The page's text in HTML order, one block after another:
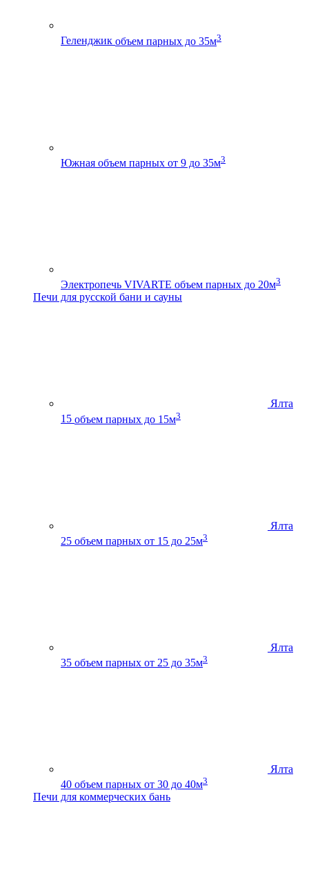
Геленджик объем парных до 35м3
Южная объем парных от 9 до 35м3
Электропечь VIVARTE объем парных до 20м3
Печи для русской бани и сауны
Ялта
15 объем парных до 15м3
Ялта
25 объем парных от 15 до 25м3
Ялта
35 объем парных от 25 до 35м3
Ялта
40 объем парных от 30 до 40м3
Печи для коммерческих бань